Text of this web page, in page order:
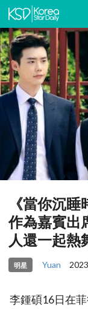
《當你沉
作為嘉賓出
人還一起熱
明星 Yuan
李鍾碩16日在